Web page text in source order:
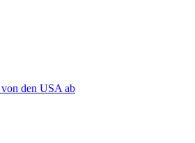
den USA ab